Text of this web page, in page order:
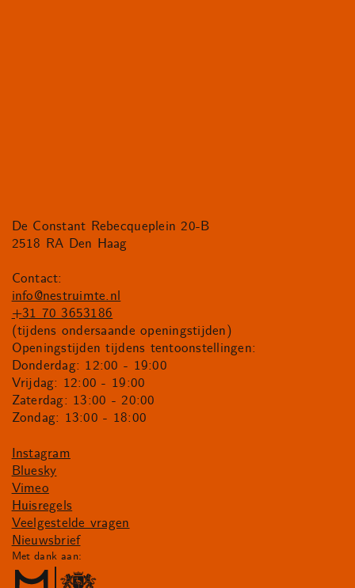
De Constant Rebecqueplein 20-B
2518 RA Den Haag
Contact:
info@nestruimte.nl
+31 70 3653186
(tijdens ondersaande openingstijden)
Openingstijden tijdens tentoonstellingen:
Donderdag: 12:00 - 19:00
Vrijdag: 12:00 - 19:00
Zaterdag: 13:00 - 20:00
Zondag: 13:00 - 18:00
Instagram
Bluesky
Vimeo
Huisregels
Veelgestelde vragen
Nieuwsbrief
Met dank aan: